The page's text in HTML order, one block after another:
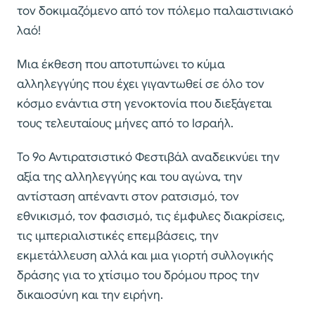
τον δοκιμαζόμενο από τον πόλεμο παλαιστινιακό
λαό!
Μια έκθεση που αποτυπώνει το κύμα
αλληλεγγύης που έχει γιγαντωθεί σε όλο τον
κόσμο ενάντια στη γενοκτονία που διεξάγεται
τους τελευταίους μήνες από το Ισραήλ.
Το 9ο Αντιρατσιστικό Φεστιβάλ αναδεικνύει την
αξία της αλληλεγγύης και του αγώνα, την
αντίσταση απέναντι στον ρατσισμό, τον
εθνικισμό, τον φασισμό, τις έμφυλες διακρίσεις,
τις ιμπεριαλιστικές επεμβάσεις, την
εκμετάλλευση αλλά και μια γιορτή συλλογικής
δράσης για το χτίσιμο του δρόμου προς την
δικαιοσύνη και την ειρήνη.